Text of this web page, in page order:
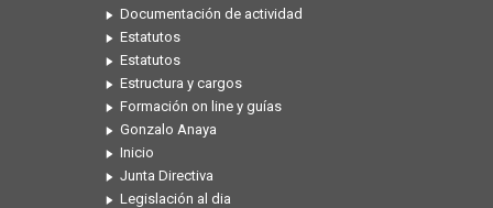
Documentación de actividad
Estatutos
Estatutos
Estructura y cargos
Formación on line y guías
Gonzalo Anaya
Inicio
Junta Directiva
Legislación al dia